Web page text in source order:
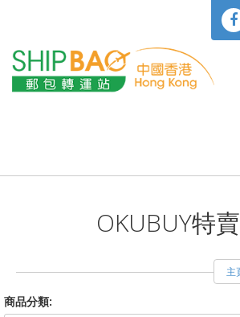
OKUBUY特
主
商品分類: